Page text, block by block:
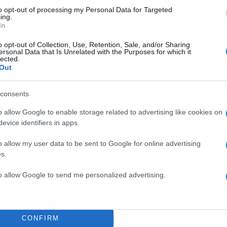
opt-out of processing my Personal Data for Targeted
opt-out of Collection, Use, Retention, Sale, and/or Sharing
Data that Is Unrelated with the Purposes for which it
allow Google to enable storage related to advertising like cookies on
identifiers in apps.
allow my user data to be sent to Google for online advertising
allow Google to send me personalized advertising.
CONFIRM
η διαφορά που έχει
του καλλιτεχνικού μου
εξώδικη πρόσκληση
όλων των οικονομικών
απελθούσα Διοίκηση.
αυτή, προτίθεμαι να εγείρω
αγωγή λογοδοσίας ώστε να
των εταιρικών
TOP